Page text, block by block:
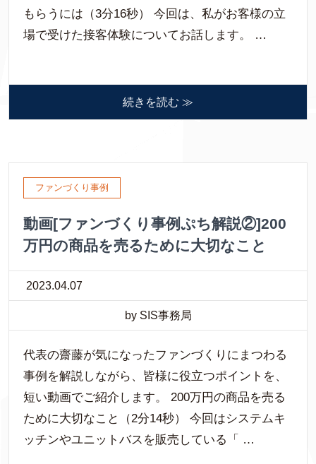
もらうには（3分16秒） 今回は、私がお客様の立
場で受けた接客体験についてお話します。 …
続きを読む ≫
ファンづくり事例
動画[ファンづくり事例ぷち解説②]200
万円の商品を売るために大切なこと
2023.04.07
by SIS事務局
代表の齋藤が気になったファンづくりにまつわる
事例を解説しながら、皆様に役立つポイントを、
短い動画でご紹介します。 200万円の商品を売る
ために大切なこと（2分14秒） 今回はシステムキ
ッチンやユニットバスを販売している「 …